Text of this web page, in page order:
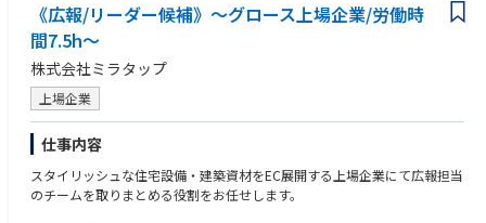
新卒と中途の割合は半々となります。
【求める人物像】
・コミュニケーション能力が高く、社内外の関係者と円滑に連携できる方
・問題解決能力と改善提案能力がある方
【求める人物】
・成長意欲が高く、より活躍できる環境を求めている方
・コミュニケーション能力が高く、社内外の関係者と円滑に連携できる方
・細やかな気配りができ、正確な事務処理能力がある方
・多岐にわたる業務を効率的に遂行できる方
《広報/リーダー候補》～グロース上場企業/労働時
間7.5h～
株式会社ミラタップ
上場企業
仕事内容
スタイリッシュな住宅設備・建築資材をEC展開する上場企業にて広報担当
のチームを取りまとめる役割をお任せします。